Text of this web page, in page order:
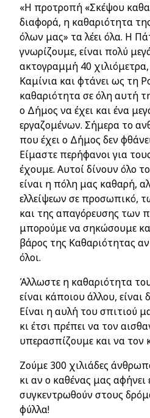
«Η προτροπή «Σκέψου
διαφορά, η καθαριότητα
όλων μας» τα λέει όλα. Η
γνωρίζουμε, είναι πολύ
ακτογραμμή 40
Καμίνια και φτάνει ως τη
καθαριότητα σε όλη αυτή
ο Δήμος να έχει και ένα
εργαζομένων. Σήμερα το
που έχει ο Δήμος δεν
Είμαστε περήφανοι για
έχουμε. Αυτοί δίνουν όλο
είναι η πόλη μας καθαρή,
ελλείψεων σε προσωπικό,
και της απαγόρευσης των
μπορούμε να σηκώσουμε
βάρος της Καθαριότητας
όλοι.
Άλλωστε η καθαριότητα
είναι κάποιου άλλου,
Είναι η αυλή του σπιτιού
κι έτσι πρέπει να τον
υπερασπίζουμε και να τον
Ζούμε 300 χιλιάδες
κι αν ο καθένας μας
συγκεντρωθούν στους
φύλλα!